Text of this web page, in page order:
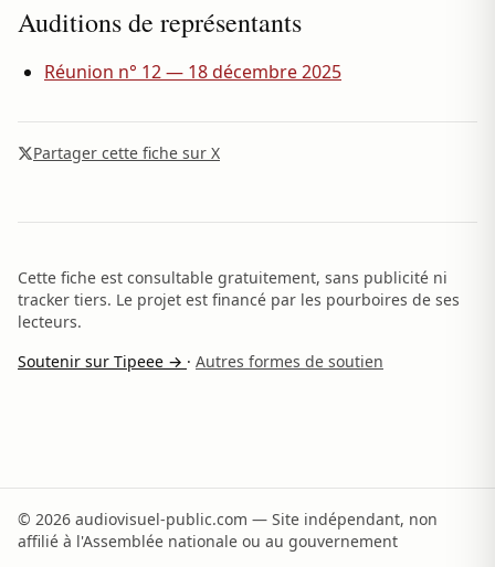
Auditions de représentants
Réunion n° 12 — 18 décembre 2025
Partager cette fiche sur X
Cette fiche est consultable gratuitement, sans publicité ni
tracker tiers. Le projet est financé par les pourboires de ses
lecteurs.
Soutenir sur Tipeee → · Autres formes de soutien
© 2026 audiovisuel-public.com — Site indépendant, non
affilié à l'Assemblée nationale ou au gouvernement